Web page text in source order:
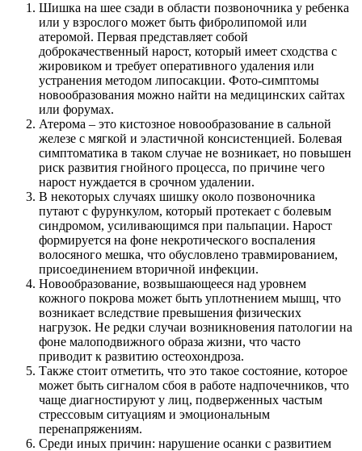
Шишка на шее сзади в области позвоночника у ребенка
или у взрослого может быть фибролипомой или
атеромой. Первая представляет собой
доброкачественный нарост, который имеет сходства с
жировиком и требует оперативного удаления или
устранения методом липосакции. Фото-симптомы
новообразования можно найти на медицинских сайтах
или форумах.
Атерома – это кистозное новообразование в сальной
железе с мягкой и эластичной консистенцией. Болевая
симптоматика в таком случае не возникает, но повышен
риск развития гнойного процесса, по причине чего
нарост нуждается в срочном удалении.
В некоторых случаях шишку около позвоночника
путают с фурункулом, который протекает с болевым
синдромом, усиливающимся при пальпации. Нарост
формируется на фоне некротического воспаления
волосяного мешка, что обусловлено травмированием,
присоединением вторичной инфекции.
Новообразование, возвышающееся над уровнем
кожного покрова может быть уплотнением мышц, что
возникает вследствие превышения физических
нагрузок. Не редки случаи возникновения патологии на
фоне малоподвижного образа жизни, что часто
приводит к развитию остеохондроза.
Также стоит отметить, что это такое состояние, которое
может быть сигналом сбоя в работе надпочечников, что
чаще диагностируют у лиц, подверженных частым
стрессовым ситуациям и эмоциональным
перенапряжениям.
Среди иных причин: нарушение осанки с развитием